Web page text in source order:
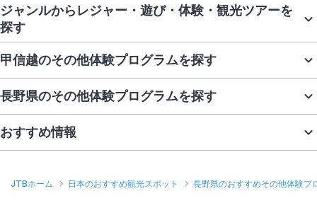
ジャンルからレジャー・遊び・体験・観光ツアーを
探す
甲信越のその他体験プログラムを探す
長野県のその他体験プログラムを探す
おすすめ情報
JTBホーム 日本のおすすめ観光スポット 長野県のおすすめその他体験プ